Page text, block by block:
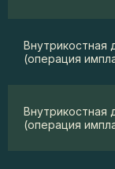
Внутрикостная
(операция
Внутрикостная
(операция